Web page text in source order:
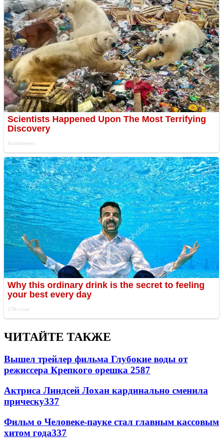
ЧИТАЙТЕ ТАКЖЕ
Вышел трейлер фильма Глубокие воды от
режиссера Крепкого орешка 2587
Актриса Линдсей Лохан кардинально сменила
прическу337
Фильм о Человеке-пауке стал главным кассовым
хитом года337